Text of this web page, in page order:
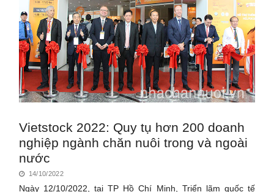
Vietstock 2022: Quy tụ hơn 200 doanh
nghiệp ngành chăn nuôi trong và ngoài
nước
14/10/2022
Ngày 12/10/2022, tại TP Hồ Chí Minh, Triển lãm quốc tế